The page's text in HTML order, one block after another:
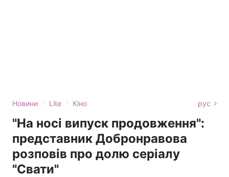
Новини › Lite › Кіно рус
"На носі випуск продовження":
представник Добронравова
розповів про долю серіалу
"Свати"